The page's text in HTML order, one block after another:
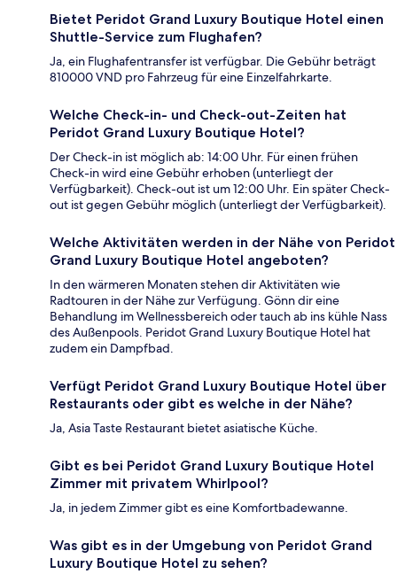
Bietet Peridot Grand Luxury Boutique Hotel einen
Shuttle-Service zum Flughafen?
Ja, ein Flughafentransfer ist verfügbar. Die Gebühr beträgt
810000 VND pro Fahrzeug für eine Einzelfahrkarte.
Welche Check-in- und Check-out-Zeiten hat
Peridot Grand Luxury Boutique Hotel?
Der Check-in ist möglich ab: 14:00 Uhr. Für einen frühen
Check-in wird eine Gebühr erhoben (unterliegt der
Verfügbarkeit). Check-out ist um 12:00 Uhr. Ein später Check-
out ist gegen Gebühr möglich (unterliegt der Verfügbarkeit).
Welche Aktivitäten werden in der Nähe von Peridot
Grand Luxury Boutique Hotel angeboten?
In den wärmeren Monaten stehen dir Aktivitäten wie
Radtouren in der Nähe zur Verfügung. Gönn dir eine
Behandlung im Wellnessbereich oder tauch ab ins kühle Nass
des Außenpools. Peridot Grand Luxury Boutique Hotel hat
zudem ein Dampfbad.
Verfügt Peridot Grand Luxury Boutique Hotel über
Restaurants oder gibt es welche in der Nähe?
Ja, Asia Taste Restaurant bietet asiatische Küche.
Gibt es bei Peridot Grand Luxury Boutique Hotel
Zimmer mit privatem Whirlpool?
Ja, in jedem Zimmer gibt es eine Komfortbadewanne.
Was gibt es in der Umgebung von Peridot Grand
Luxury Boutique Hotel zu sehen?